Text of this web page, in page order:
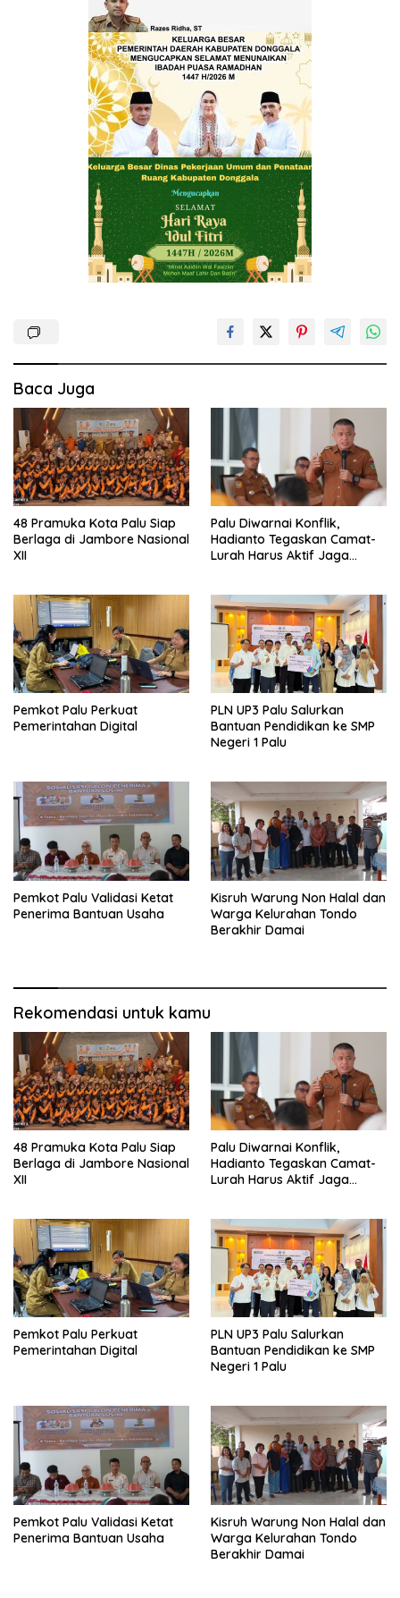
Baca Juga
48 Pramuka Kota Palu Siap
Berlaga di Jambore Nasional
XII
Palu Diwarnai Konflik,
Hadianto Tegaskan Camat-
Lurah Harus Aktif Jaga
Pemkot Palu Perkuat
Pemerintahan Digital
PLN UP3 Palu Salurkan
Bantuan Pendidikan ke SMP
Negeri 1 Palu
Pemkot Palu Validasi Ketat
Penerima Bantuan Usaha
Kisruh Warung Non Halal dan
Warga Kelurahan Tondo
Berakhir Damai
Rekomendasi untuk kamu
48 Pramuka Kota Palu Siap
Berlaga di Jambore Nasional
XII
Palu Diwarnai Konflik,
Hadianto Tegaskan Camat-
Lurah Harus Aktif Jaga
Pemkot Palu Perkuat
Pemerintahan Digital
PLN UP3 Palu Salurkan
Bantuan Pendidikan ke SMP
Negeri 1 Palu
Pemkot Palu Validasi Ketat
Penerima Bantuan Usaha
Kisruh Warung Non Halal dan
Warga Kelurahan Tondo
Berakhir Damai